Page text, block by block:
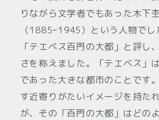
りながら文学者でもあった木下
（1885ｰ1945）という人物で
「テエベス百門の大都」と評し
さを称えました。「テエベス」
であった大きな都市のことです
す近寄りがたいイメージを持た
が、その「百門の大都」はどの